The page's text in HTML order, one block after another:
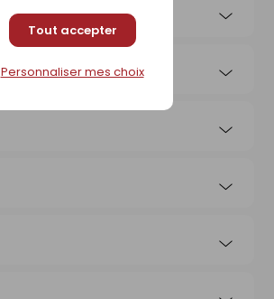
Tout accepter
Personnaliser mes choix